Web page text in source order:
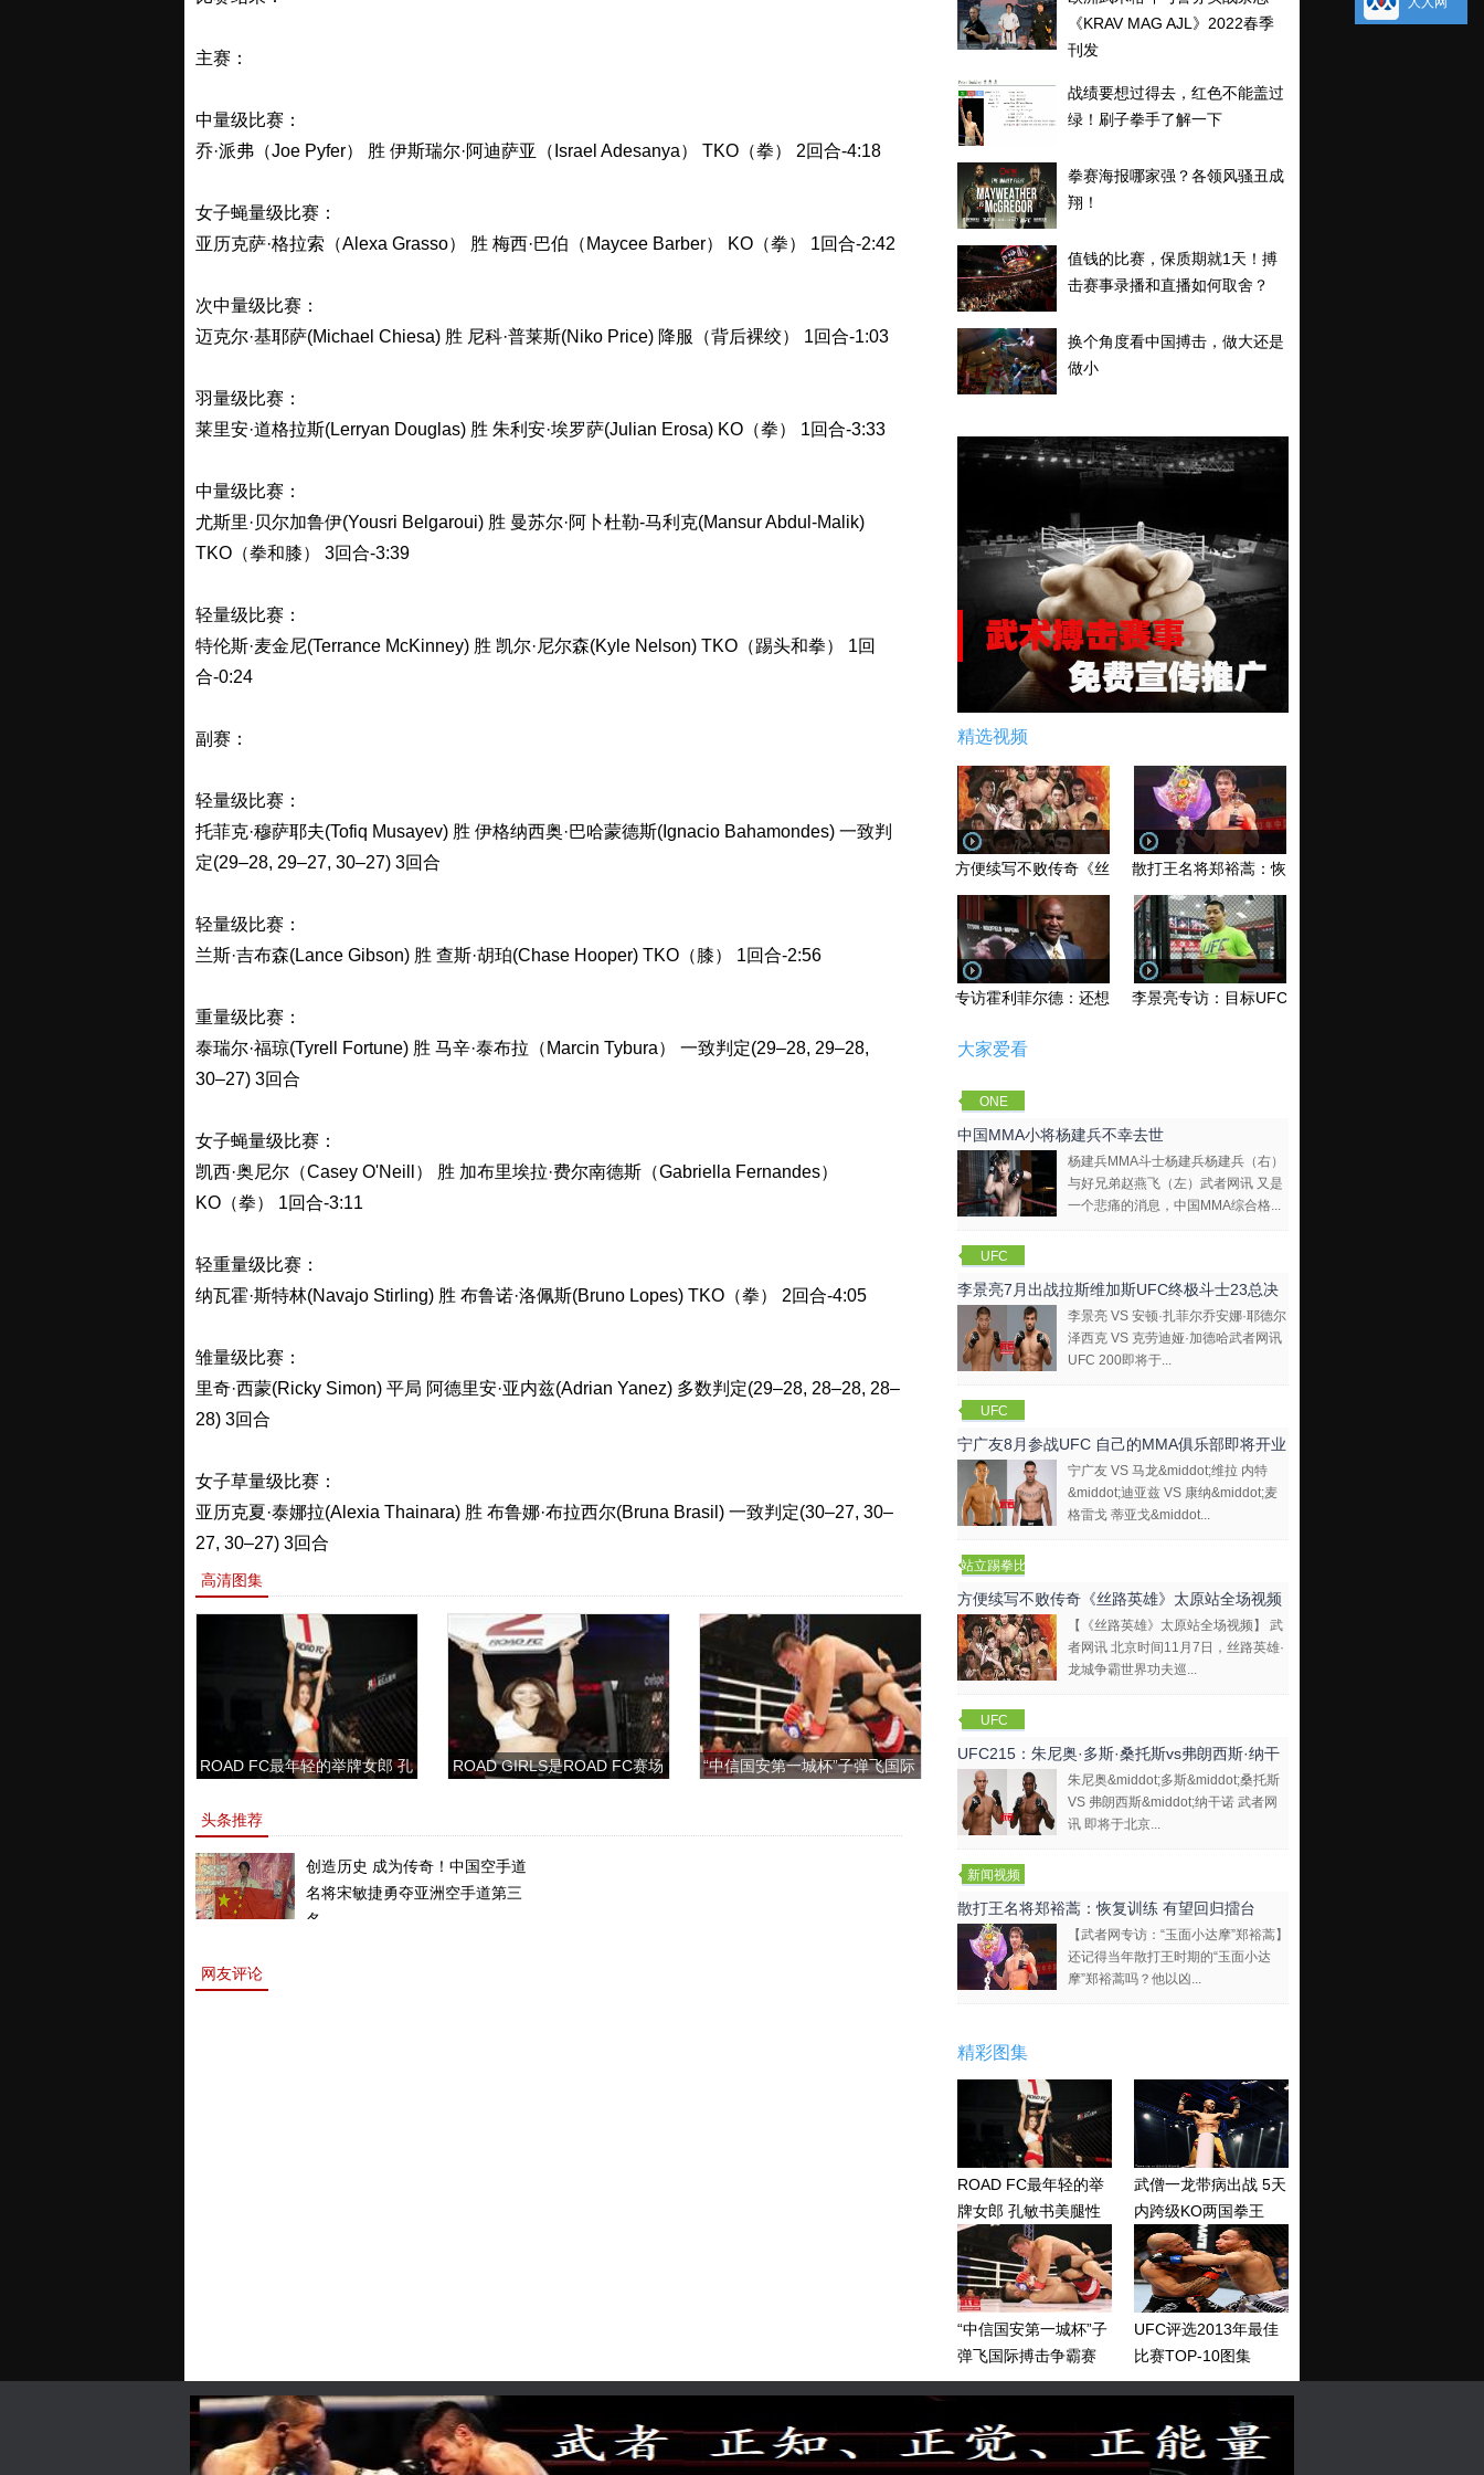
主赛：
中量级比赛：
乔·派弗（Joe Pyfer） 胜 伊斯瑞尔·阿迪萨亚（Israel Adesanya） TKO（拳） 2回合-4:18
女子蝇量级比赛：
亚历克萨·格拉索（Alexa Grasso） 胜 梅西·巴伯（Maycee Barber） KO（拳） 1回合-2:42
次中量级比赛：
迈克尔·基耶萨(Michael Chiesa) 胜 尼科·普莱斯(Niko Price) 降服（背后裸绞） 1回合-1:03
羽量级比赛：
莱里安·道格拉斯(Lerryan Douglas) 胜 朱利安·埃罗萨(Julian Erosa) KO（拳） 1回合-3:33
中量级比赛：
尤斯里·贝尔加鲁伊(Yousri Belgaroui) 胜 曼苏尔·阿卜杜勒-马利克(Mansur Abdul-Malik)
TKO（拳和膝） 3回合-3:39
轻量级比赛：
特伦斯·麦金尼(Terrance McKinney) 胜 凯尔·尼尔森(Kyle Nelson) TKO（踢头和拳） 1回
合-0:24
副赛：
轻量级比赛：
托菲克·穆萨耶夫(Tofiq Musayev) 胜 伊格纳西奥·巴哈蒙德斯(Ignacio Bahamondes) 一致判
定(29–28, 29–27, 30–27) 3回合
轻量级比赛：
兰斯·吉布森(Lance Gibson) 胜 查斯·胡珀(Chase Hooper) TKO（膝） 1回合-2:56
重量级比赛：
泰瑞尔·福琼(Tyrell Fortune) 胜 马辛·泰布拉（Marcin Tybura） 一致判定(29–28, 29–28,
30–27) 3回合
女子蝇量级比赛：
凯西·奥尼尔（Casey O'Neill） 胜 加布里埃拉·费尔南德斯（Gabriella Fernandes）
KO（拳） 1回合-3:11
轻重量级比赛：
纳瓦霍·斯特林(Navajo Stirling) 胜 布鲁诺·洛佩斯(Bruno Lopes) TKO（拳） 2回合-4:05
雏量级比赛：
里奇·西蒙(Ricky Simon) 平局 阿德里安·亚内兹(Adrian Yanez) 多数判定(29–28, 28–28, 28–
28) 3回合
女子草量级比赛：
亚历克夏·泰娜拉(Alexia Thainara) 胜 布鲁娜·布拉西尔(Bruna Brasil) 一致判定(30–27, 30–
27, 30–27) 3回合
高清图集
ROAD FC最年轻的举牌女郎 孔
ROAD GIRLS是ROAD FC赛场
“中信国安第一城杯”子弹飞国际
头条推荐
创造历史 成为传奇！中国空手道
名将宋敏捷勇夺亚洲空手道第三
名。
网友评论
《KRAV MAG AJL》2022春季
刊发
战绩要想过得去，红色不能盖过
绿！刷子拳手了解一下
拳赛海报哪家强？各领风骚丑成
翔！
值钱的比赛，保质期就1天！搏
击赛事录播和直播如何取舍？
换个角度看中国搏击，做大还是
做小
精选视频
方便续写不败传奇《丝路英雄》太原站全场视频
散打王名将郑裕蒿：恢复训练 有望回归擂台
专访霍利菲尔德：还想再和泰森干一架！李景亮专访：目标UFC金腰带 不做打酱油
大家爱看
ONE
Champions
hip
中国MMA小将杨建兵不幸去世
杨建兵MMA斗士杨建兵杨建兵（右）
与好兄弟赵燕飞（左）武者网讯 又是
一个悲痛的消息，中国MMA综合格...
UFC
李景亮7月出战拉斯维加斯UFC终极斗士23总决
李景亮 VS 安顿·扎菲尔乔安娜·耶德尔
泽西克 VS 克劳迪娅·加德哈武者网讯
UFC 200即将于...
UFC
宁广友8月参战UFC 自己的MMA俱乐部即将开业
宁广友 VS 马龙&middot;维拉 内特
&middot;迪亚兹 VS 康纳&middot;麦
格雷戈 蒂亚戈&middot...
站立踢拳比
赛视频
方便续写不败传奇《丝路英雄》太原站全场视频
【《丝路英雄》太原站全场视频】 武
者网讯 北京时间11月7日，丝路英雄·
龙城争霸世界功夫巡...
UFC
UFC215：朱尼奥·多斯·桑托斯vs弗朗西斯·纳干
朱尼奥&middot;多斯&middot;桑托斯
VS 弗朗西斯&middot;纳干诺 武者网
讯 即将于北京...
新闻视频
散打王名将郑裕蒿：恢复训练 有望回归擂台
【武者网专访：“玉面小达摩”郑裕蒿】
还记得当年散打王时期的“玉面小达
摩”郑裕蒿吗？他以凶...
精彩图集
ROAD FC最年轻的举
牌女郎 孔敏书美腿性
感眼神清纯
武僧一龙带病出战 5天
内跨级KO两国拳王
“中信国安第一城杯”子
弹飞国际搏击争霸赛
UFC评选2013年最佳
比赛TOP-10图集